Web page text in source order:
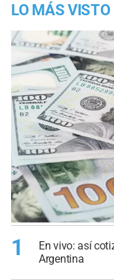
LO MÁS VISTO
1
En vivo: así
Argentina